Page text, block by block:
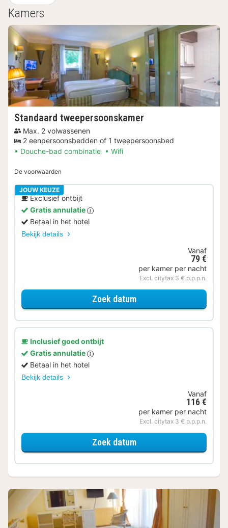
Kamers
Standaard tweepersoonskamer
Max. 2 volwassenen
2 eenpersoonsbedden of 1 tweepersoonsbed
Douche-bad combinatie
Wifi
De voorwaarden
JOUW KEUZE
Exclusief ontbijt
Gratis annulatie
Betaal in het hotel
Bekijk details
Vanaf
79 €
per kamer per nacht
Excl. citytax 3 € p.p.p.n.
Zoek datumvoor Standaard
Inclusief goed ontbijt
Gratis annulatie
Betaal in het hotel
Bekijk details
Vanaf
116 €
per kamer per nacht
Excl. citytax 3 € p.p.p.n.
Zoek datumvoor Standaard